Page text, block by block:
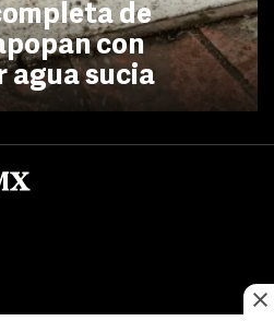
de
con
agua sucia